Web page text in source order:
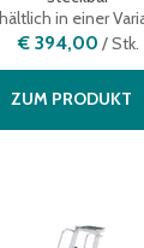
in einer
€ 394,00 /Stk.
ZUM PRODUKT